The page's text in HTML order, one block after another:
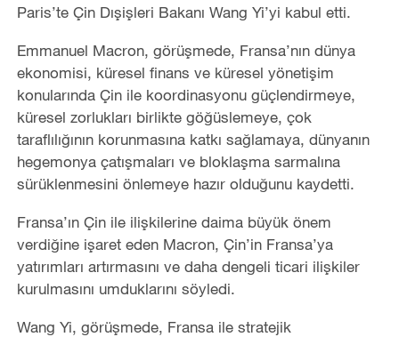
Paris’te Çin Dışişleri Bakanı Wang Yi’yi kabul etti.
Emmanuel Macron, görüşmede, Fransa’nın dünya
ekonomisi, küresel finans ve küresel yönetişim
konularında Çin ile koordinasyonu güçlendirmeye,
küresel zorlukları birlikte göğüslemeye, çok
taraflılığının korunmasına katkı sağlamaya, dünyanın
hegemonya çatışmaları ve bloklaşma sarmalına
sürüklenmesini önlemeye hazır olduğunu kaydetti.
Fransa’ın Çin ile ilişkilerine daima büyük önem
verdiğine işaret eden Macron, Çin’in Fransa’ya
yatırımları artırmasını ve daha dengeli ticari ilişkiler
kurulmasını umduklarını söyledi.
Wang Yi, görüşmede, Fransa ile stratejik